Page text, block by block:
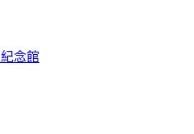
念館